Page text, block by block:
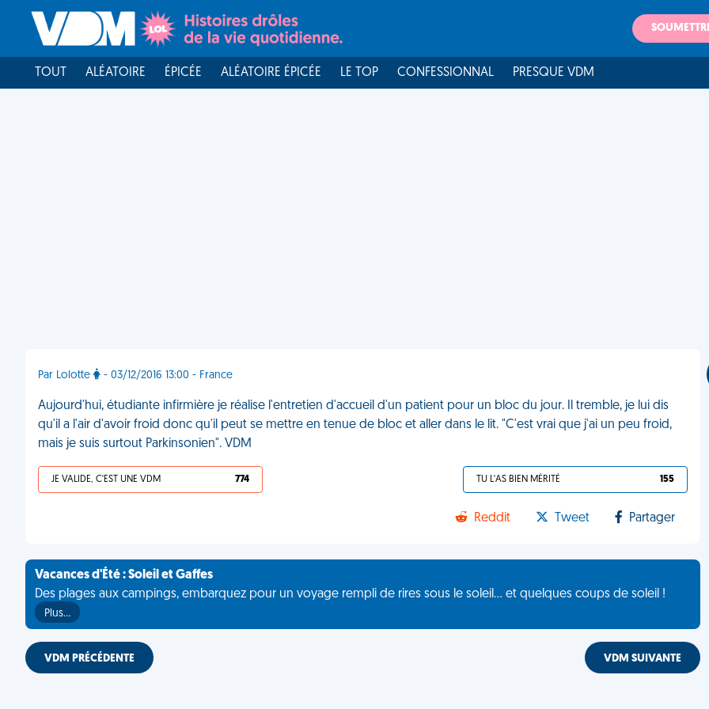
TOUT ALÉATOIRE ÉPICÉE ALÉATOIRE ÉPICÉE LE TOP CONFESSIONNAL PRESQUE VDM
Par Lolotte - 03/12/2016 13:00 - France
Aujourd'hui, étudiante infirmière je réalise l'entretien d'accueil d'un patient pour un bloc du jour. Il tremble, je lui dis
qu'il a l'air d'avoir froid donc qu'il peut se mettre en tenue de bloc et aller dans le lit. "C'est vrai que j'ai un peu froid,
mais je suis surtout Parkinsonien". VDM
JE VALIDE, C'EST UNE VDM 774 TU L'AS BIEN MÉRITÉ 155
Reddit Tweet Partager
Vacances d'Été : Soleil et Gaffes
Des plages aux campings, embarquez pour un voyage rempli de rires sous le soleil... et quelques coups de soleil !
Plus…
VDM PRÉCÉDENTE VDM SUIVANTE